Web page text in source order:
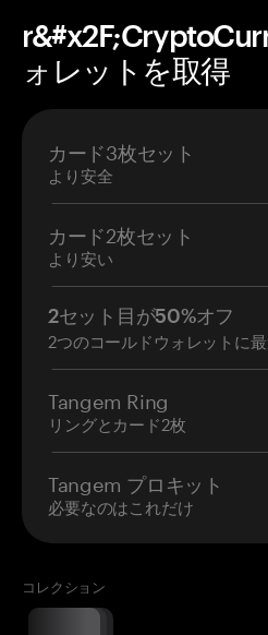
ォレットを取得
カード3枚セット
より安全
カード2枚セット
より安い
2セット目が50%オフ
2つのコールドウォレットに
Tangem Ring
リングとカード2枚
Tangem プロキット
必要なのはこれだけ
コレクション